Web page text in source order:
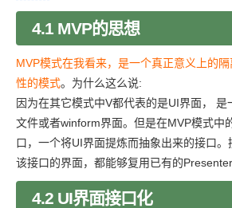
4.1 MVP的思想
MVP模式在我看来，是一个真正意义上的
性的模式。为什么这么说:
因为在其它模式中V都代表的是UI界面， 是
文件或者winform界面。但是在MVP模式中
口，一个将UI界面提炼而抽象出来的接口
该接口的界面，都能够复用已有的Presenter
4.2 UI界面接口化